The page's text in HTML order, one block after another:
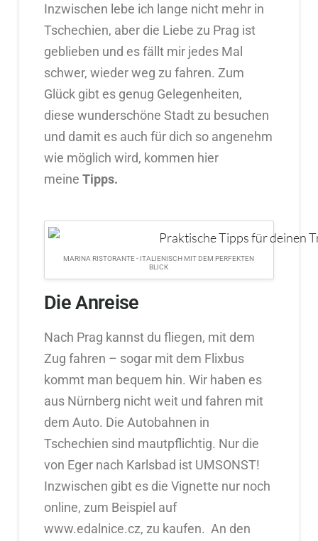
Inzwischen lebe ich lange nicht mehr in
Tschechien, aber die Liebe zu Prag ist
geblieben und es fällt mir jedes Mal
schwer, wieder weg zu fahren. Zum
Glück gibt es genug Gelegenheiten,
diese wunderschöne Stadt zu besuchen
und damit es auch für dich so angenehm
wie möglich wird, kommen hier
meine Tipps.
MARINA RISTORANTE - ITALIENISCH MIT DEM PERFEKTEN
BLICK
Die Anreise
Nach Prag kannst du fliegen, mit dem
Zug fahren – sogar mit dem Flixbus
kommt man bequem hin. Wir haben es
aus Nürnberg nicht weit und fahren mit
dem Auto. Die Autobahnen in
Tschechien sind mautpflichtig. Nur die
von Eger nach Karlsbad ist UMSONST!
Inzwischen gibt es die Vignette nur noch
online, zum Beispiel auf
www.edalnice.cz, zu kaufen. An den